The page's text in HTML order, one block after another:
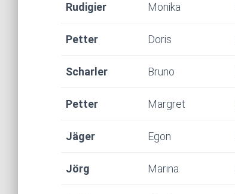
Rudigier Monika
Petter Doris
Scharler Bruno
Petter Margret
Jäger Egon
Jörg Marina